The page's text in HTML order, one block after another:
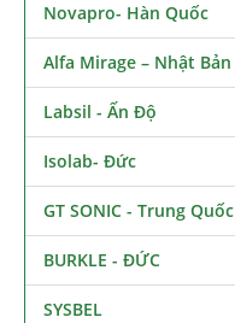
Novapro- Hàn Quốc
Alfa Mirage – Nhật Bản
Labsil - Ấn Độ
Isolab- Đức
GT SONIC - Trung Quốc
BURKLE - ĐỨC
SYSBEL